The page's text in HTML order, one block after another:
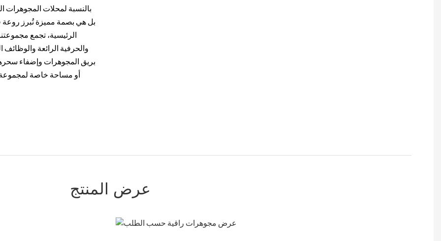
بالنسبة لمحلات المجوهرات
بل هي بصمة مميزة تُبرز روعة
الرئيسية، تجمع
والحرفية الرائعة والوظائف
بريق المجوهرات وإضفاء
أو مساحة خاصة
عرض المنتج